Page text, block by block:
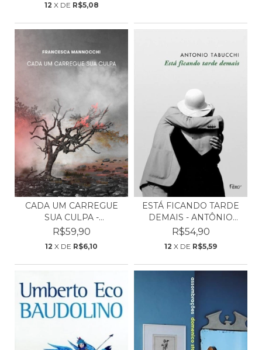
12 X DE R$5,08
CADA UM CARREGUE
SUA CULPA -
FRANCESCA M...
R$59,90
12 X DE R$6,10
ESTÁ FICANDO TARDE
DEMAIS - ANTÔNIO
TABU...
R$54,90
12 X DE R$5,59